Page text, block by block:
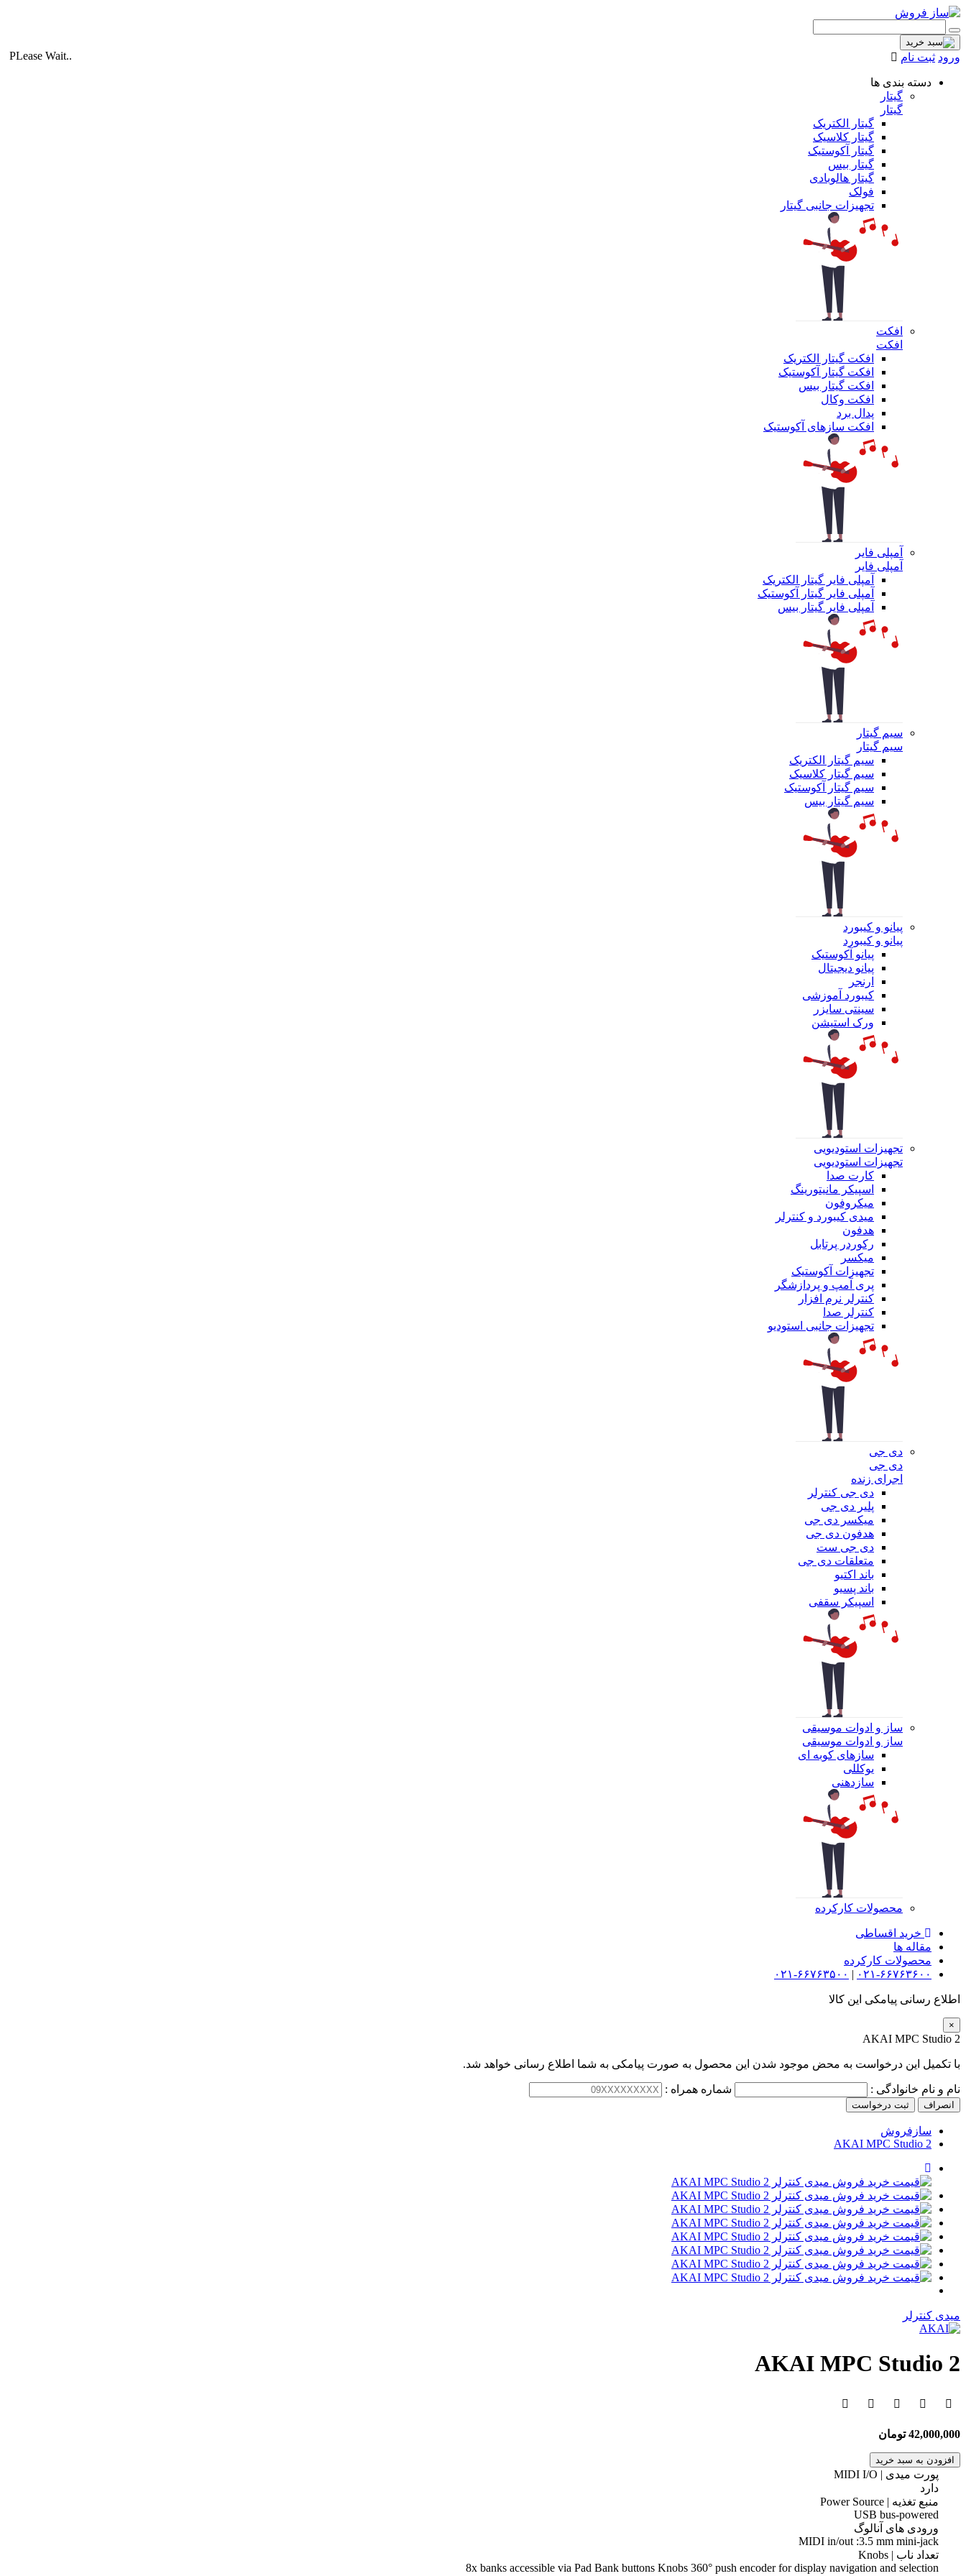
PLease Wait.. ورود ثبت نام
دسته بندی ها
گیتار
گیتار
گیتار الکتریک
گیتار کلاسیک
گیتار آکوستیک
گیتار بیس
گیتار هالوبادی
فولک
تجهیزات جانبی گیتار
افکت
افکت
افکت گیتار الکتریک
افکت گیتار آکوستیک
افکت گیتار بیس
افکت وکال
پدال برد
افکت سازهای آکوستیک
آمپلی فایر
آمپلی فایر
آمپلی فایر گیتار الکتریک
آمپلی فایر گیتار آکوستیک
آمپلی فایر گیتار بیس
سیم گیتار
سیم گیتار
سیم گیتار الکتریک
سیم گیتار کلاسیک
سیم گیتار آکوستیک
سیم گیتار بیس
پیانو و کیبورد
پیانو و کیبورد
پیانو آکوستیک
پیانو دیجیتال
ارنجر
کیبورد آموزشی
سینتی سایزر
ورک استیشن
تجهیزات استودیویی
تجهیزات استودیویی
کارت صدا
اسپیکر مانیتورینگ
میکروفون
میدی کیبورد و کنترلر
هدفون
رکوردر پرتابل
میکسر
تجهیزات آکوستیک
پری آمپ و پردازشگر
کنترلر نرم افزار
کنترلر صدا
تجهیزات جانبی استودیو
دی جی
دی جی
اجرای زنده
دی جی کنترلر
پلیر دی جی
میکسر دی جی
هدفون دی جی
دی جی ست
متعلقات دی جی
باند اکتیو
باند پسیو
اسپیکر سقفی
ساز و ادوات موسیقی
ساز و ادوات موسیقی
سازهای کوبه ای
یوکللی
سازدهنی
محصولات کارکرده
خرید اقساطی
مقاله ها
محصولات کارکرده
۰۲۱-۶۶۷۶۳۶۰۰ | ۰۲۱-۶۶۷۶۳۵۰۰
اطلاع رسانی پیامکی این کالا
×
AKAI MPC Studio 2
با تکمیل این درخواست به محض موجود شدن این محصول به صورت پیامکی به شما اطلاع رسانی خواهد شد.
نام و نام خانوادگی : شماره همراه :
انصراف ثبت درخواست
سازفروش
AKAI MPC Studio 2
میدی کنترلر
AKAI MPC Studio 2
42,000,000 تومان
افزودن به سبد خرید
پورت میدی | MIDI I/O
دارد
منبع تغذیه | Power Source
USB bus-powered
ورودی های آنالوگ
MIDI in/out :3.5 mm mini-jack
تعداد ناب | Knobs
8x banks accessible via Pad Bank buttons Knobs 360° push encoder for display navigation and selection